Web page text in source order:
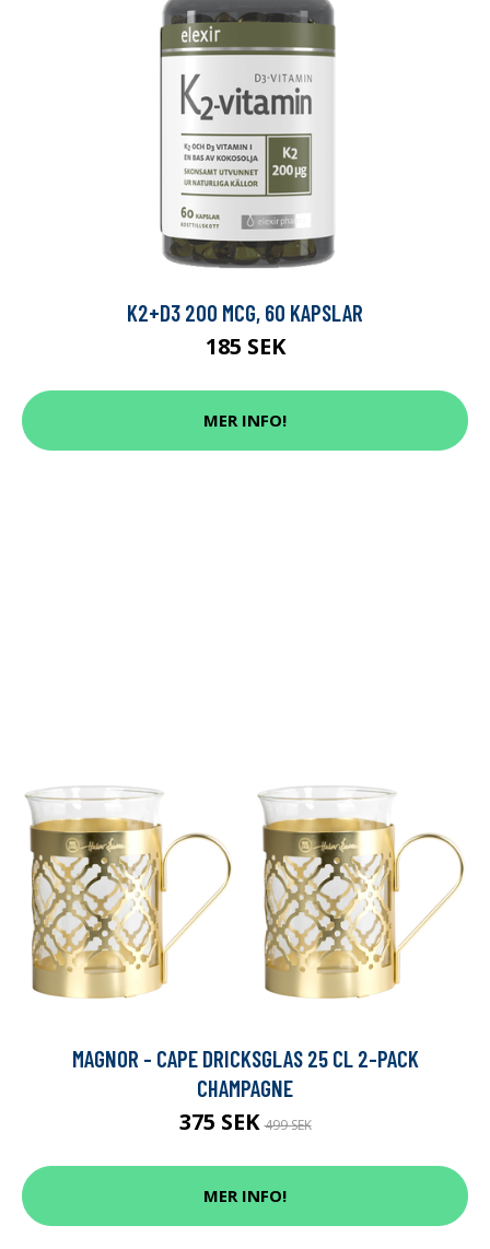
K2+D3 200 MCG, 60 KAPSLAR
185 SEK
MER INFO!
MAGNOR - CAPE DRICKSGLAS 25 CL 2-PACK
CHAMPAGNE
375 SEK499 SEK
MER INFO!